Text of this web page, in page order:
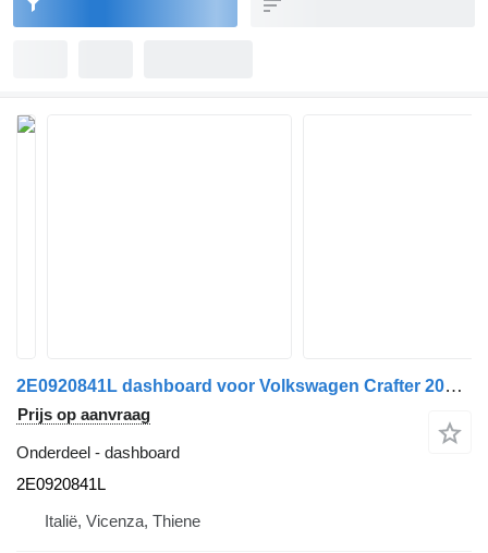
2E0920841L dashboard voor Volkswagen Crafter 2006>2016 vrachtwagen
Prijs op aanvraag
Onderdeel - dashboard
2E0920841L
Italië, Vicenza, Thiene